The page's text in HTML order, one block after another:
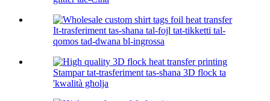
It-trasferiment tas-sħana tal-fojl tat-tikketti tal-
qomos tad-dwana bl-ingrossa
Stampar tat-trasferiment tas-sħana 3D flock ta
'kwalità għolja